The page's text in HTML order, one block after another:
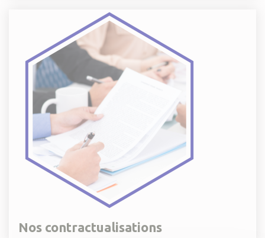
Nos contractualisations